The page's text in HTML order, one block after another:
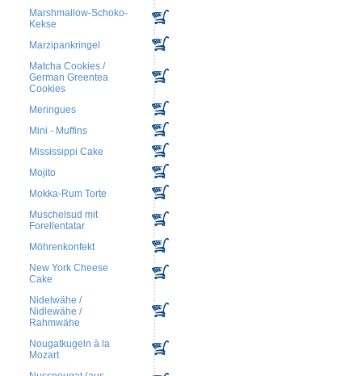
Marshmallow-Schoko-
Kekse
Marzipankringel
Matcha Cookies /
German Greentea
Cookies
Meringues
Mini - Muffins
Mississippi Cake
Mojito
Mokka-Rum Torte
Muschelsud mit
Forellentatar
Möhrenkonfekt
New York Cheese
Cake
Nidelwähe /
Nidlewähe /
Rahmwähe
Nougatkugeln à la
Mozart